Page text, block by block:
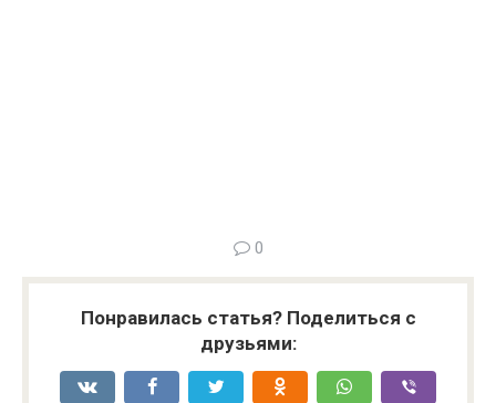
0
Понравилась статья? Поделиться с
друзьями: